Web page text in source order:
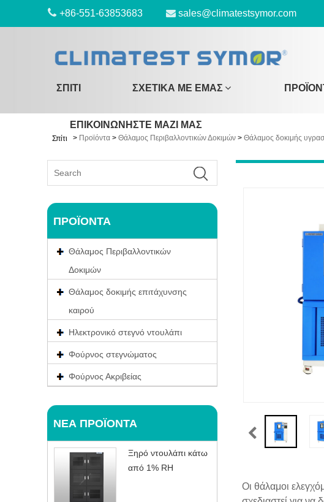
+86-551-63853683 sales@climatestsymor.com
ΣΠΊΤΙ ΣΧΕΤΙΚΆ ΜΕ ΕΜΆΣ
ΕΠΙΚΟΙΝΩΝΉΣΤΕ ΜΑΖΊ ΜΑΣ
Σπίτι > Προϊόντα > Θάλαμος Περιβαλλοντικών Δοκιμών > Θάλαμος δοκιμής
ΠΡΟΪΌΝΤΑ
Θάλαμος Περιβαλλοντικών
Δοκιμών
Θάλαμος δοκιμής επιτάχυνσης
καιρού
Ηλεκτρονικό στεγνό ντουλάπι
Φούρνος στεγνώματος
Φούρνος Ακριβείας
ΝΈΑ ΠΡΟΪΌΝΤΑ
Ξηρό ντουλάπι κάτω
από 1% RH
Οι θάλαμοι